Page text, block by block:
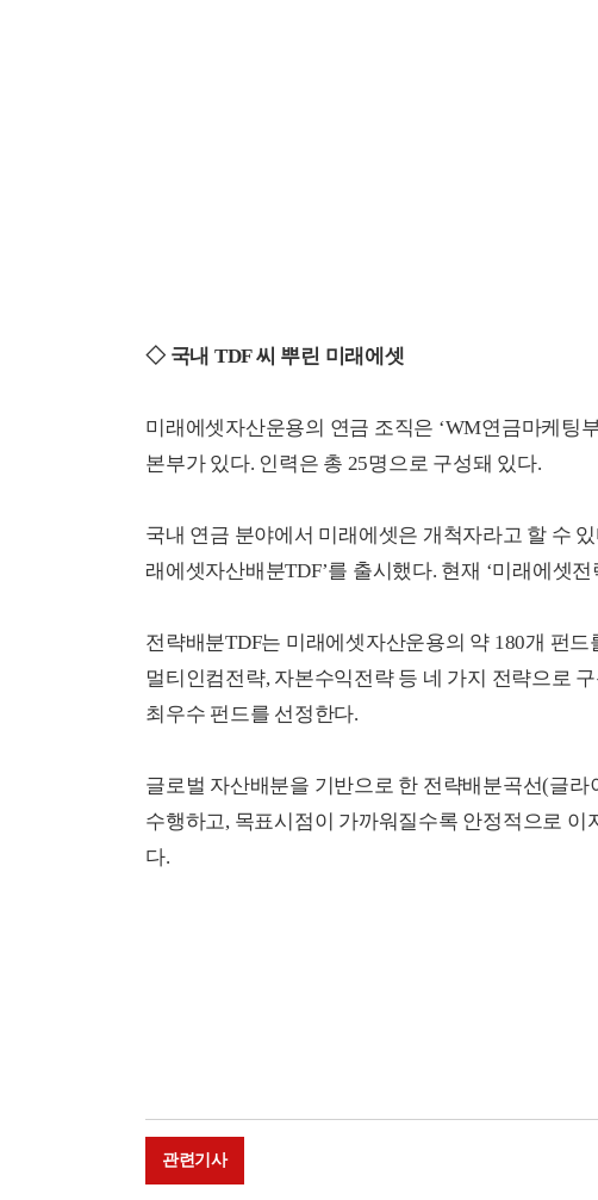
◇ 국내 TDF 씨 뿌린 미래에셋
미래에셋자산운용의 연금 조직은 ‘WM연금마케팅
본부가 있다. 인력은 총 25명으로 구성돼 있다.
국내 연금 분야에서 미래에셋은 개척자라고 할 수
래에셋자산배분TDF’를 출시했다. 현재 ‘미래에셋
전략배분TDF는 미래에셋자산운용의 약 180개 펀
멀티인컴전략, 자본수익전략 등 네 가지 전략으로
최우수 펀드를 선정한다.
글로벌 자산배분을 기반으로 한 전략배분곡선(글
수행하고, 목표시점이 가까워질수록 안정적으로
다.
관련기사